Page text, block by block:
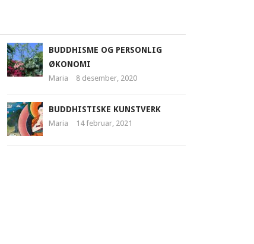
BUDDHISME OG PERSONLIG
ØKONOMI
Maria 8 desember, 2020
BUDDHISMENBUDDHISTISKE KUNSTVERK
Maria 14 februar, 2021